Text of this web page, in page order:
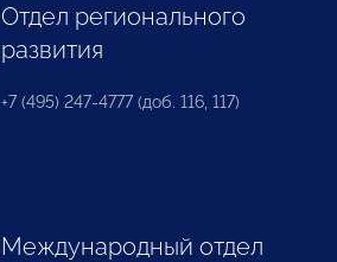
Отдел регионального
развития
+7 (495) 247-4777 (доб. 116, 117)
Международный отдел